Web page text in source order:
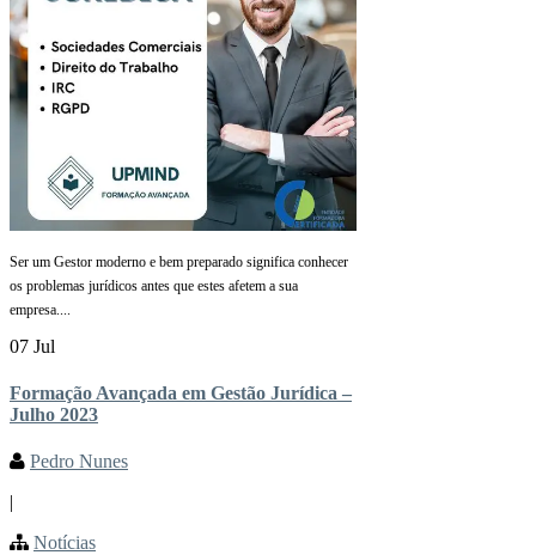
Ser um Gestor moderno e bem preparado significa conhecer
os problemas jurídicos antes que estes afetem a sua
empresa....
07 Jul
Formação Avançada em Gestão Jurídica –
Julho 2023
Pedro Nunes
|
Notícias